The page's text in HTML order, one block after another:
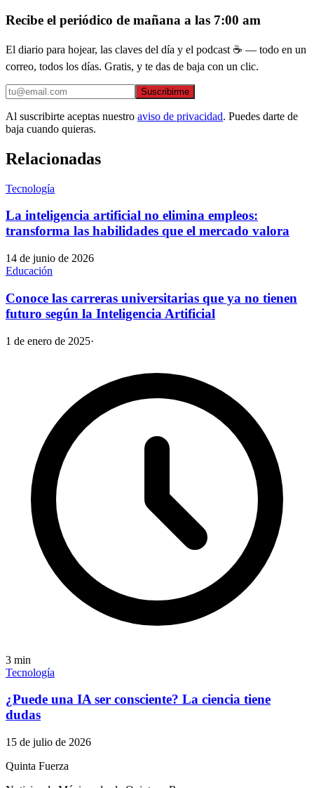
Recibe el periódico de mañana a las 7:00 am
El diario para hojear, las claves del día y el podcast ☕ — todo en un
correo, todos los días. Gratis, y te das de baja con un clic.
Suscribirme
Al suscribirte aceptas nuestro aviso de privacidad. Puedes darte de
baja cuando quieras.
Relacionadas
Tecnología
La inteligencia artificial no elimina empleos:
transforma las habilidades que el mercado valora
14 de junio de 2026
Educación
Conoce las carreras universitarias que ya no tienen
futuro según la Inteligencia Artificial
1 de enero de 2025·
3 min
Tecnología
¿Puede una IA ser consciente? La ciencia tiene
dudas
15 de julio de 2026
Quinta Fuerza